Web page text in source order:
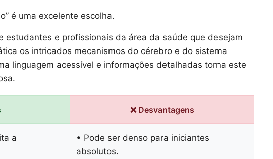
é uma excelente escolha.
estudantes e profissionais da área da saúde que desejam
os intricados mecanismos do cérebro e do sistema
linguagem acessível e informações detalhadas torna este
❌ Desvantagens
a
• Pode ser denso para iniciantes
absolutos.